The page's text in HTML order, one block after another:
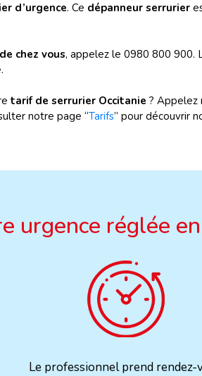
d’urgence. Ce dépanneur serrurier
chez vous, appelez le 0980 800 900.
tarif de serrurier Occitanie ? Appelez
notre page “Tarifs” pour découvrir
urgence réglée
Le professionnel prend rendez-